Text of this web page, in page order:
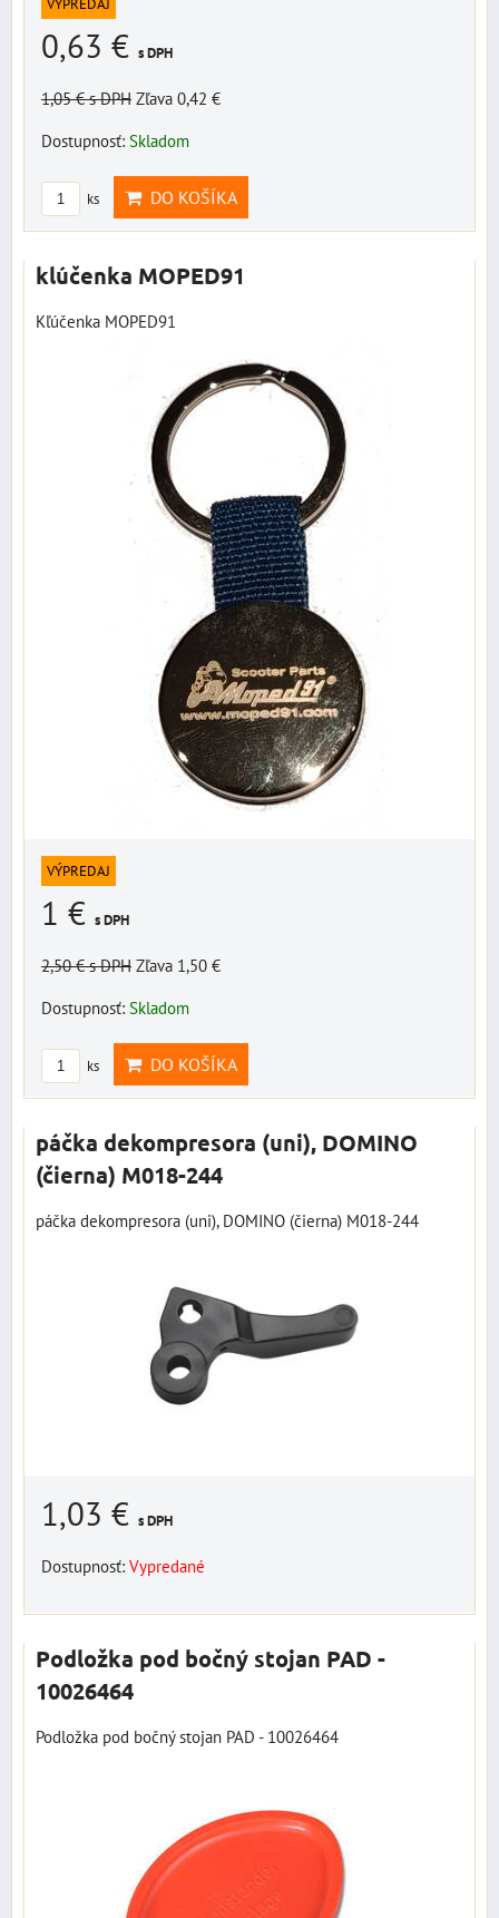
VÝPREDAJ
0,63 € s DPH
1,05 €s DPH Zľava 0,42 €
Dostupnosť: Skladom
ks DO KOŠÍKA
klúčenka MOPED91
Kľúčenka MOPED91
VÝPREDAJ
1 € s DPH
2,50 €s DPH Zľava 1,50 €
Dostupnosť: Skladom
ks DO KOŠÍKA
páčka dekompresora (uni), DOMINO
(čierna) M018-244
páčka dekompresora (uni), DOMINO (čierna) M018-244
1,03 € s DPH
Dostupnosť: Vypredané
Podložka pod bočný stojan PAD -
10026464
Podložka pod bočný stojan PAD - 10026464